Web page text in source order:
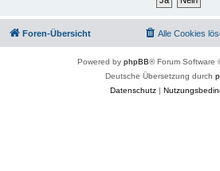
Foren-Übersicht Alle Cookies
Powered by phpBB® Forum Software
Deutsche Übersetzung durch
Datenschutz|